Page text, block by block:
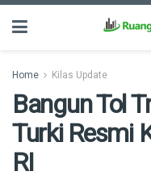
Home Kilas Update
Bangun Tol
Turki Resmi
RI